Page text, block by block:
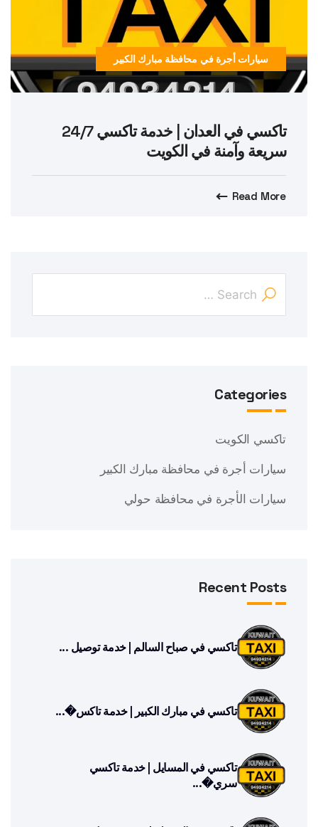
سيارات أجرة في محافظة مبارك الكبير
تاكسي في العدان | خدمة تاكسي 24/7
سريعة وآمنة في الكويت
Read More
Categories
تاكسي الكويت
سيارات أجرة في محافظة مبارك الكبير
سيارات الأجرة في محافظة حولي
Recent Posts
تاكسي في صباح السالم | خدمة توصيل ...
تاكسي في مبارك الكبير | خدمة تاكس�...
تاكسي في المسايل | خدمة تاكسي
سري�...